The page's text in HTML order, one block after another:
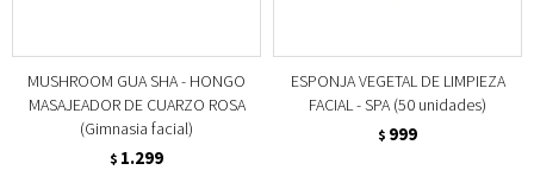
MUSHROOM GUA SHA - HONGO
MASAJEADOR DE CUARZO ROSA
(Gimnasia facial)
$ 1.299
ESPONJA VEGETAL DE LIMPIEZA
FACIAL - SPA (50 unidades)
$ 999